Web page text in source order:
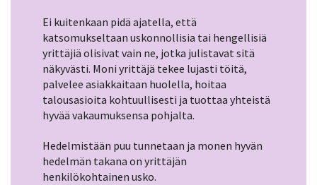
Ei kuitenkaan pidä ajatella, että
katsomukseltaan uskonnollisia tai hengellisiä
yrittäjiä olisivat vain ne, jotka julistavat sitä
näkyvästi. Moni yrittäjä tekee lujasti töitä,
palvelee asiakkaitaan huolella, hoitaa
talousasioita kohtuullisesti ja tuottaa yhteistä
hyvää vakaumuksensa pohjalta.
Hedelmistään puu tunnetaan ja monen hyvän
hedelmän takana on yrittäjän
henkilökohtainen usko.